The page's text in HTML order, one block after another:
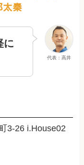
代表：高井
に
3-26 i.House02